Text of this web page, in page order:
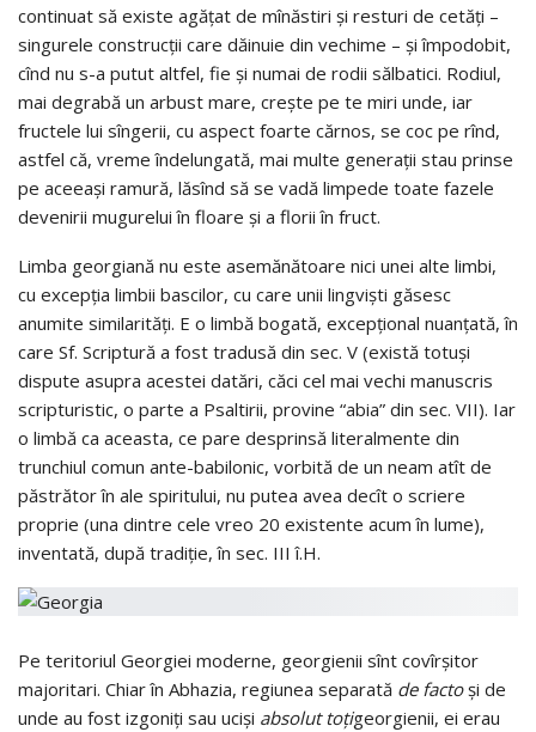
continuat să existe agăţat de mînăstiri şi resturi de cetăţi –
singurele construcţii care dăinuie din vechime – şi împodobit,
cînd nu s-a putut altfel, fie şi numai de rodii sălbatici. Rodiul,
mai degrabă un arbust mare, creşte pe te miri unde, iar
fructele lui sîngerii, cu aspect foarte cărnos, se coc pe rînd,
astfel că, vreme îndelungată, mai multe generaţii stau prinse
pe aceeaşi ramură, lăsînd să se vadă limpede toate fazele
devenirii mugurelui în floare şi a florii în fruct.
Limba georgiană nu este asemănătoare nici unei alte limbi,
cu excepţia limbii bascilor, cu care unii lingvişti găsesc
anumite similarităţi. E o limbă bogată, excepţional nuanţată, în
care Sf. Scriptură a fost tradusă din sec. V (există totuşi
dispute asupra acestei datări, căci cel mai vechi manuscris
scripturistic, o parte a Psaltirii, provine “abia” din sec. VII). Iar
o limbă ca aceasta, ce pare desprinsă literalmente din
trunchiul comun ante-babilonic, vorbită de un neam atît de
păstrător în ale spiritului, nu putea avea decît o scriere
proprie (una dintre cele vreo 20 existente acum în lume),
inventată, după tradiţie, în sec. III î.H.
Pe teritoriul Georgiei moderne, georgienii sînt covîrşitor
majoritari. Chiar în Abhazia, regiunea separată de factoşi de
unde au fost izgoniţi sau ucişi absolut toţigeorgienii, ei erau